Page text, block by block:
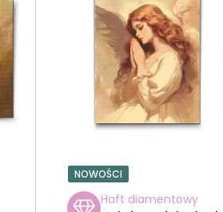
NOWOŚCI
Haft diamentowy